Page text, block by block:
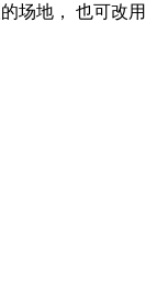
场地， 也可改用